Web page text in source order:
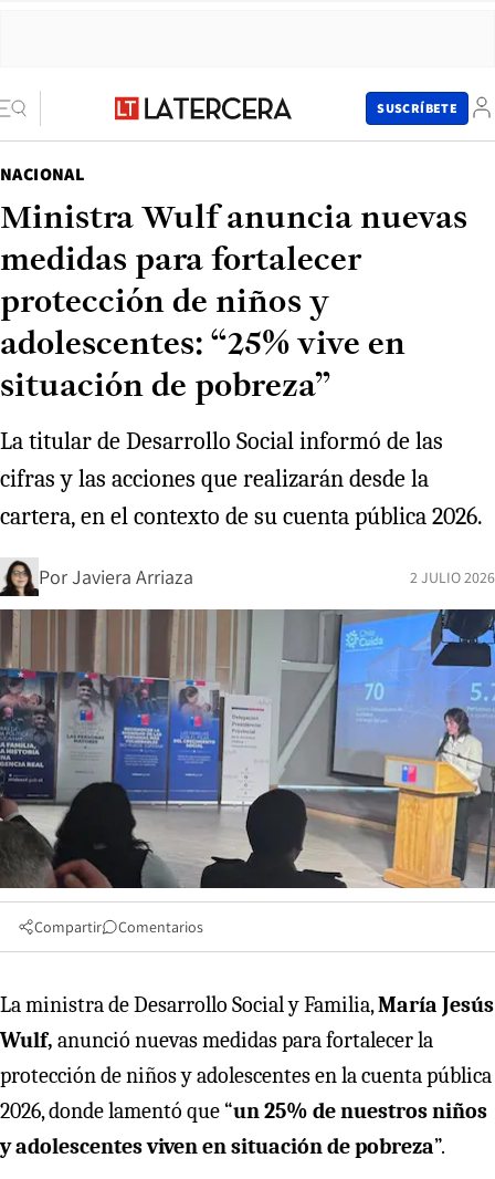
SUSCRÍBETE
NACIONAL
Ministra Wulf anuncia nuevas
medidas para fortalecer
protección de niños y
adolescentes: “25% vive en
situación de pobreza”
La titular de Desarrollo Social informó de las
cifras y las acciones que realizarán desde la
cartera, en el contexto de su cuenta pública 2026.
PorJaviera Arriaza 2 JULIO 2026
Compartir Comentarios
La ministra de Desarrollo Social y Familia,María Jesús
Wulf, anunció nuevas medidas para fortalecer la
protección de niños y adolescentes en la cuenta pública
2026, donde lamentó que “un 25% de nuestros niños
y adolescentes viven en situación de pobreza”.